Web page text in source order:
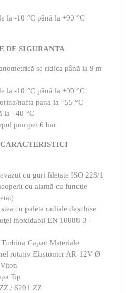
la -10 °C până la +90 °C
DE SIGURANTA
se ridica până la 9 m
la -10 °C până la +90 °C
nafta pana la +55 °C
la +40 °C
pompei 6 bar
cu guri filetate ISO 228/1
cu alamă cu functie
cu palete radiale deschise
inoxidabil EN 10088-3 -
Capac Materiale
rotativ Elastomer AR-12V Ø
Tip
/ 6201 ZZ